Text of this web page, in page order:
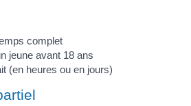
complet
jeune avant 18 ans
(en heures ou en jours)